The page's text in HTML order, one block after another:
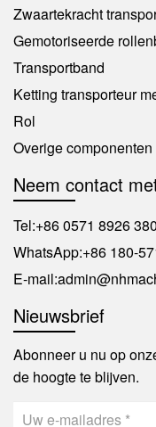
Zwaartekracht
Gemotoriseerde
Transportband
Ketting transporteur
Rol
Overige componenten
Neem contact
Tel:+86 0571 8926
WhatsApp:+86 180-
E-mail:
Nieuwsbrief
Abonneer u nu op
de hoogte te blijven.